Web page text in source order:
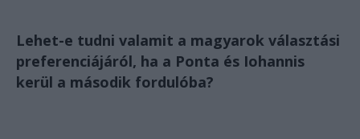
Lehet-e tudni valamit a magyarok választási
preferenciájáról, ha a Ponta és Iohannis
kerül a második fordulóba?